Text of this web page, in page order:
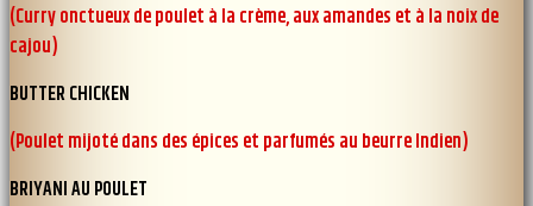
(Curry onctueux de poulet à la crème, aux amandes et à la noix de
cajou)
BUTTER CHICKEN
(Poulet mijoté dans des épices et parfumés au beurre Indien)
BRIYANI AU POULET